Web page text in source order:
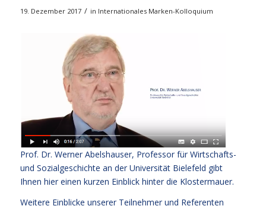
19. Dezember 2017 / in Internationales Marken-Kolloquium
Prof. Dr. Werner Abelshauser, Professor für Wirtschafts-
und Sozialgeschichte an der Universität Bielefeld gibt
Ihnen hiereinen kurzen Einblick hinter die Klostermauer.
Weitere Einblicke unserer Teilnehmer und Referenten